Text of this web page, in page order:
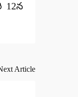
12న
Article